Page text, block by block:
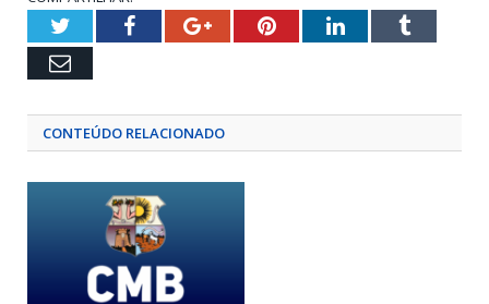
TwitterFacebookGoogle+PinterestLinkedInTumblr
Email
CONTEÚDO RELACIONADO